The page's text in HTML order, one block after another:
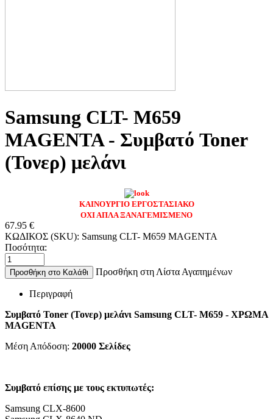
Samsung CLT- M659
MAGENTA - Συμβατό Toner
(Τονερ) μελάνι
ΚΑΙΝΟΥΡΓΙΟ ΕΡΓΟΣΤΑΣΙΑΚΟ
ΟΧΙ ΑΠΛΑ ΞΑΝΑΓΕΜΙΣΜΕΝΟ
67.95 €
ΚΩΔΙΚΟΣ (SKU): Samsung CLT- M659 MAGENTA
Ποσότητα:
Προσθήκη στο Καλάθι Προσθήκη στη Λίστα Αγαπημένων
Περιγραφή
Συμβατό Toner (Τονερ) μελάνι Samsung CLT- M659 - ΧΡΩΜΑ
MAGENTA
Μέση Απόδοση: 20000 Σελίδες
Συμβατό επίσης με τους εκτυπωτές:
Samsung CLX-8600